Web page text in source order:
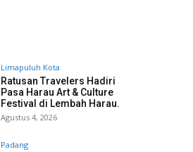
Limapuluh Kota
Ratusan Travelers Hadiri
Pasa Harau Art & Culture
Festival di Lembah Harau.
Agustus 4, 2026
Padang